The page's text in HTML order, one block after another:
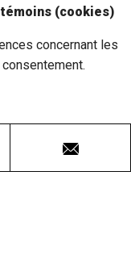
(cookies)
concernant les
Courriel